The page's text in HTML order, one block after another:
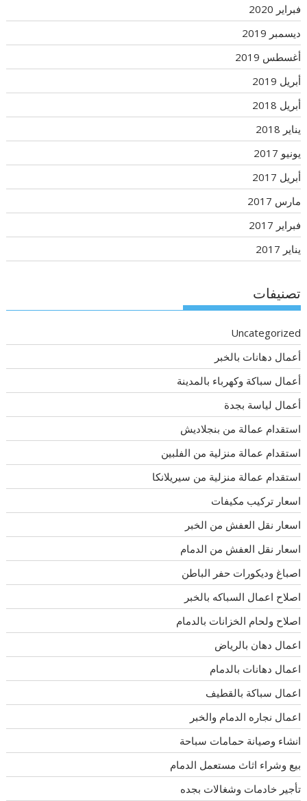
فبراير 2020
ديسمبر 2019
أغسطس 2019
أبريل 2019
أبريل 2018
يناير 2018
يونيو 2017
أبريل 2017
مارس 2017
فبراير 2017
يناير 2017
تصنيفات
Uncategorized
أعمال دهانات بالخبر
أعمال سباكة وكهرباء بالمدينة
أعمال لياسة بجدة
استقدام عمالة من بنجلاديش
استقدام عمالة منزلية من الفلبين
استقدام عمالة منزلية من سيريلانكا
اسعار تركيب مكيفات
اسعار نقل العفش من الخبر
اسعار نقل العفش من الدمام
اصباغ وديكورات حفر الباطن
اصلاح اعمال السباكه بالخبر
اصلاح ولحام الخزانات بالدمام
اعمال دهان بالرياض
اعمال دهانات بالدمام
اعمال سباكة بالقطيف
اعمال نجاره الدمام والخبر
انشاء وصيانة حمامات سباحة
بيع وشراء اثاث مستعمل الدمام
تأجير خادمات وشغالات بجده